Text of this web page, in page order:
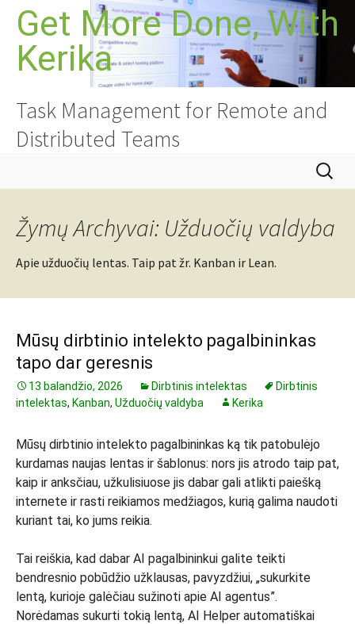
Pereiti
prie
turinio
Get More Done, With
Kerika
Task Management for Remote and
Distributed Teams
Ieškoti:
Žymų Archyvai: Užduočių valdyba
Apie užduočių lentas. Taip pat žr. Kanban ir Lean.
Mūsų dirbtinio intelekto pagalbininkas
tapo dar geresnis
13 balandžio, 2026 Dirbtinis intelektas
Dirbtinis
intelektas, Kanban, Užduočių valdyba Kerika
Mūsų dirbtinio intelekto pagalbininkas ką tik patobulėjo
kurdamas naujas lentas ir šablonus: nors jis atrodo taip pat,
kaip ir anksčiau, užkulisiuose jis dabar gali atlikti paiešką
internete ir rasti reikiamos medžiagos, kurią galima naudoti
kuriant tai, ko jums reikia.
Tai reiškia, kad dabar AI pagalbininkui galite teikti
bendresnio pobūdžio užklausas, pavyzdžiui, „sukurkite
lentą, kurioje galėčiau sužinoti apie AI agentus”.
Norėdamas sukurti tokią lentą, AI Helper automatiškai